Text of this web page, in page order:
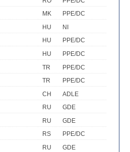
MK
PPE/DC
HU
NI
HU
PPE/DC
HU
PPE/DC
TR
PPE/DC
TR
PPE/DC
CH
ADLE
RU
GDE
RU
GDE
RS
PPE/DC
RU
GDE